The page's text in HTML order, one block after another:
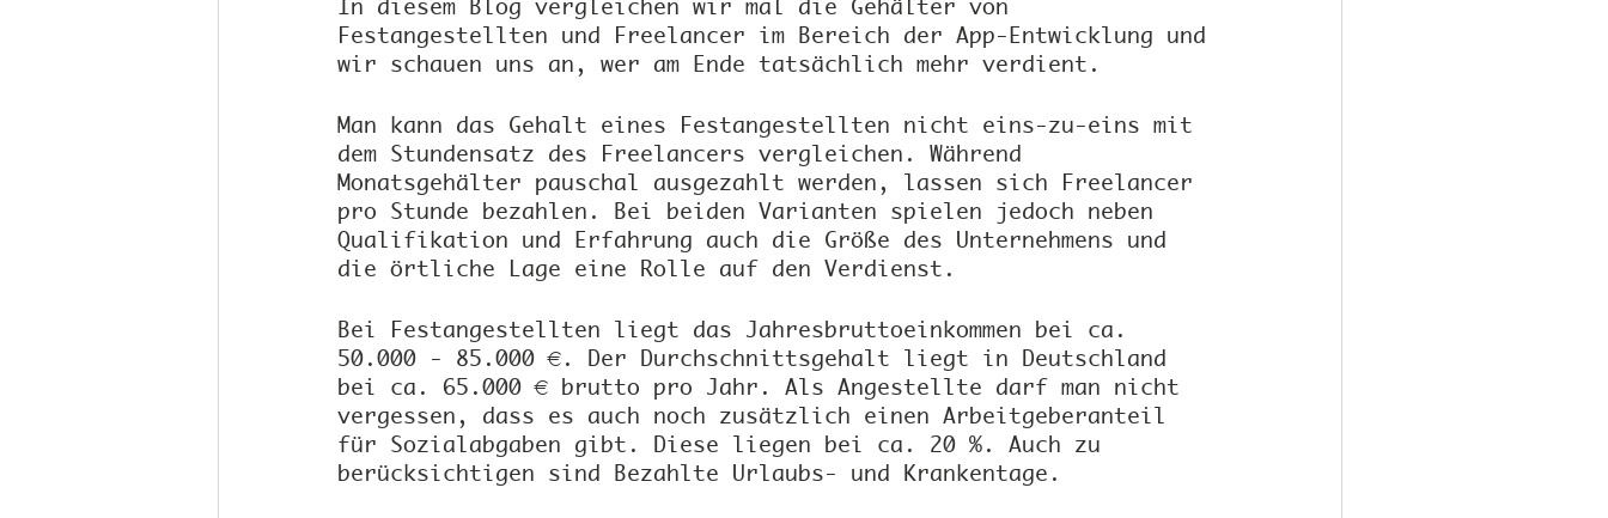
In diesem Blog vergleichen wir mal die Gehälter von
Festangestellten und Freelancer im Bereich der App-Entwicklung und
wir schauen uns an, wer am Ende tatsächlich mehr verdient.
Man kann das Gehalt eines Festangestellten nicht eins-zu-eins mit
dem Stundensatz des Freelancers vergleichen. Während
Monatsgehälter pauschal ausgezahlt werden, lassen sich Freelancer
pro Stunde bezahlen. Bei beiden Varianten spielen jedoch neben
Qualifikation und Erfahrung auch die Größe des Unternehmens und
die örtliche Lage eine Rolle auf den Verdienst.
Bei Festangestellten liegt das Jahresbruttoeinkommen bei ca.
50.000 - 85.000 €. Der Durchschnittsgehalt liegt in Deutschland
bei ca. 65.000 € brutto pro Jahr. Als Angestellte darf man nicht
vergessen, dass es auch noch zusätzlich einen Arbeitgeberanteil
für Sozialabgaben gibt. Diese liegen bei ca. 20 %. Auch zu
berücksichtigen sind Bezahlte Urlaubs- und Krankentage.